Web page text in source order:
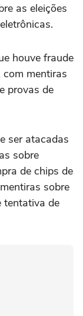
as eleições
houve fraude
mentiras
provas de
ser atacadas
sobre
de chips de
sobre
tentativa de